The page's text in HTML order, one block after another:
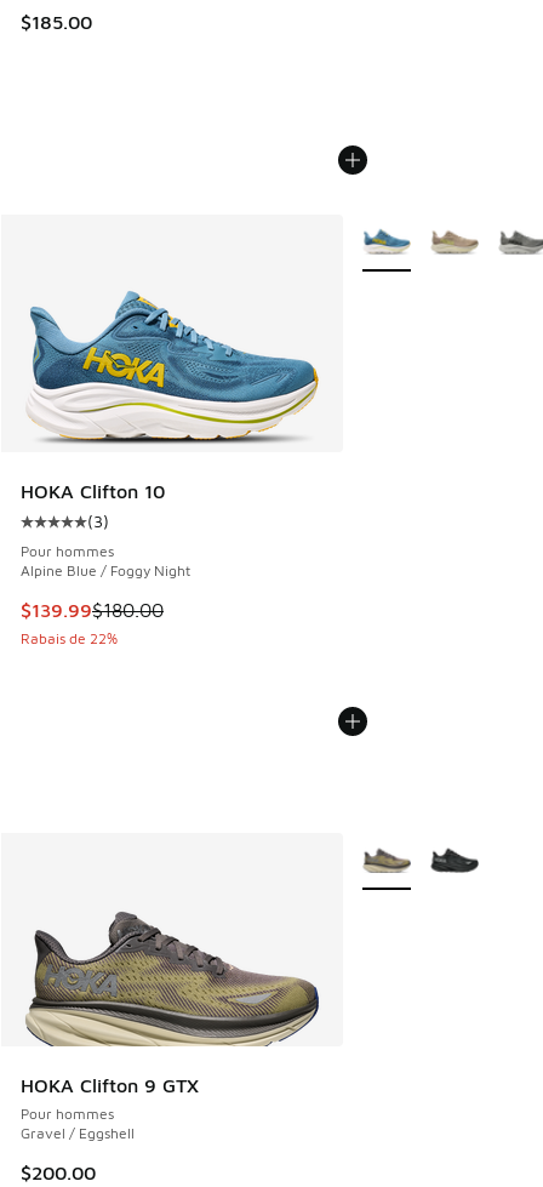
$185.00
HOKA Clifton 10
Cote moyenne du client - [5 sur 5 étoiles], 3 commentaires
(3)
Pour hommes
Alpine Blue / Foggy Night
Cet article est en solde. Le prix est passé de $180.00 à
$139.99$180.00
Rabais de 22%
Plus de couleurs
HOKA Clifton 9 GTX
Pour hommes
Gravel / Eggshell
$200.00
Plus de couleurs